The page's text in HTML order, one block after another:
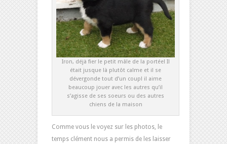
Iron, déjà fier le petit mâle de la portée! Il
était jusque là plutôt calme et il se
dévergonde tout d’un coup! il aime
beaucoup jouer avec les autres qu’il
s’agisse de ses soeurs ou des autres
chiens de la maison
Comme vous le voyez sur les photos, le
temps clément nous a permis de les laisser